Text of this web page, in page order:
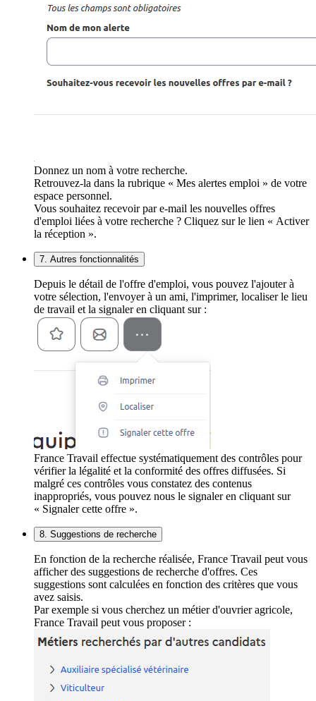
Donnez un nom à votre recherche.
Retrouvez-la dans la rubrique « Mes alertes emploi » de votre
espace personnel.
Vous souhaitez recevoir par e-mail les nouvelles offres
d'emploi liées à votre recherche ? Cliquez sur le lien « Activer
la réception ».
7. Autres fonctionnalités
Depuis le détail de l'offre d'emploi, vous pouvez l'ajouter à
votre sélection, l'envoyer à un ami, l'imprimer, localiser le lieu
de travail et la signaler en cliquant sur :
France Travail effectue systématiquement des contrôles pour
vérifier la légalité et la conformité des offres diffusées. Si
malgré ces contrôles vous constatez des contenus
inappropriés, vous pouvez nous le signaler en cliquant sur
« Signaler cette offre ».
8. Suggestions de recherche
En fonction de la recherche réalisée, France Travail peut vous
afficher des suggestions de recherche d'offres. Ces
suggestions sont calculées en fonction des critères que vous
avez saisis.
Par exemple si vous cherchez un métier d'ouvrier agricole,
France Travail peut vous proposer :